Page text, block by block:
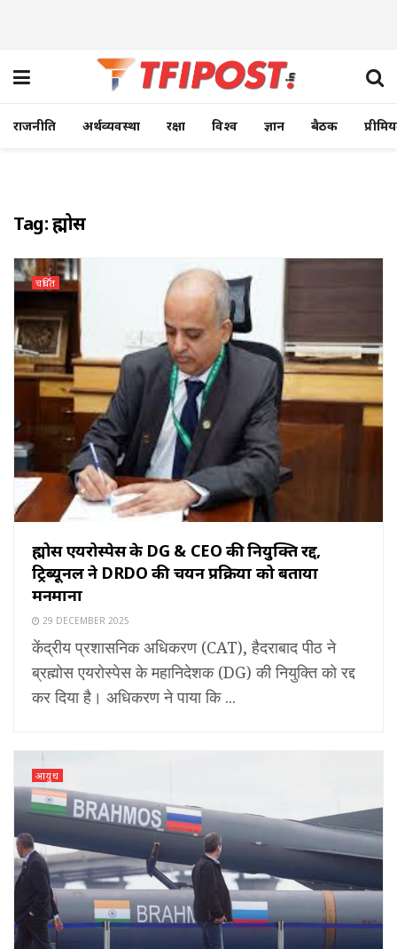
राजनीति अर्थव्यवस्था रक्षा विश्व ज्ञान बैठक
Tag:ब्रह्मोस
चर्चित
ब्रह्मोस एयरोस्पेस के DG & CEO की नियुक्ति रद्द,
ट्रिब्यूनल ने DRDO की चयन प्रक्रिया को बताया
मनमाना
29 DECEMBER 2025
केंद्रीय प्रशासनिक अधिकरण (CAT), हैदराबाद पीठ ने
ब्रह्मोस एयरोस्पेस के महानिदेशक (DG) की नियुक्ति को रद्द
कर दिया है। अधिकरण ने पाया कि ...
आयुध